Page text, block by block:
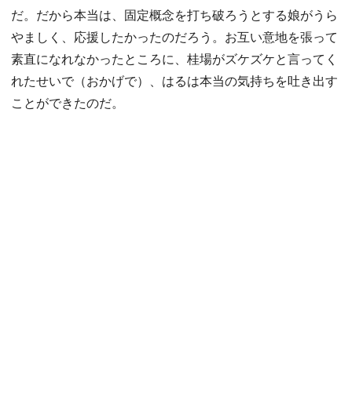
だ。だから本当は、固定概念を打ち破ろうとする娘がうら
やましく、応援したかったのだろう。お互い意地を張って
素直になれなかったところに、桂場がズケズケと言ってく
れたせいで（おかげで）、はるは本当の気持ちを吐き出す
ことができたのだ。